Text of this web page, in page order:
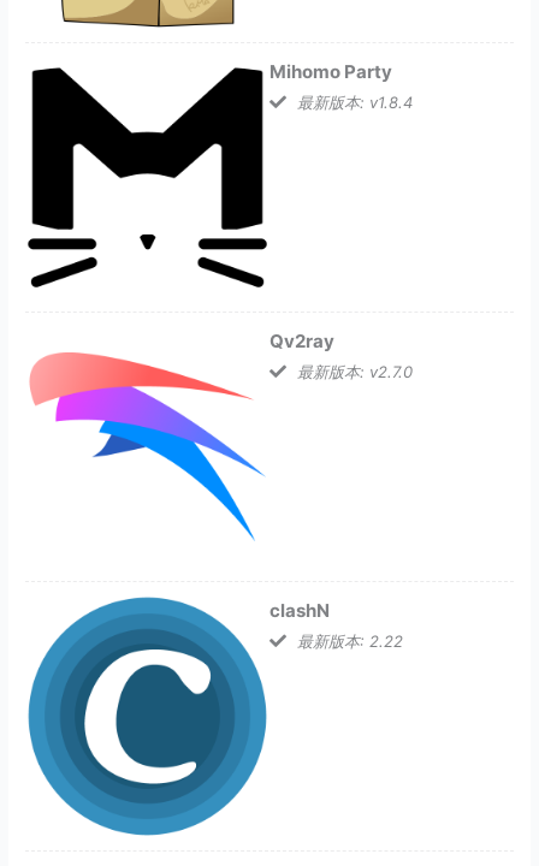
Mihomo Party
最新版本: v1.8.4
Qv2ray
最新版本: v2.7.0
clashN
最新版本: 2.22